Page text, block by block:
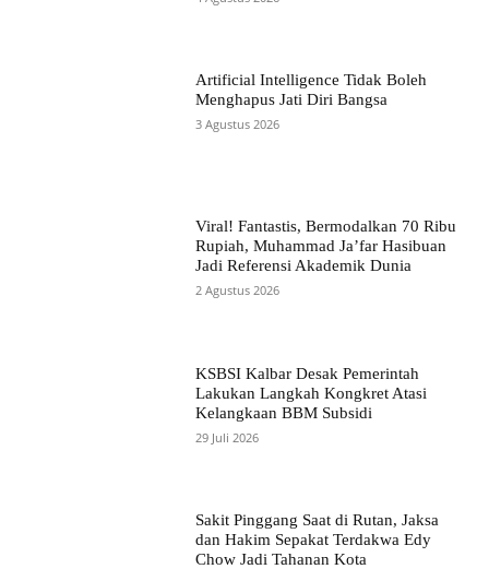
Artificial Intelligence Tidak Boleh
Menghapus Jati Diri Bangsa
3 Agustus 2026
Viral! Fantastis, Bermodalkan 70 Ribu
Rupiah, Muhammad Ja’far Hasibuan
Jadi Referensi Akademik Dunia
2 Agustus 2026
KSBSI Kalbar Desak Pemerintah
Lakukan Langkah Kongkret Atasi
Kelangkaan BBM Subsidi
29 Juli 2026
Sakit Pinggang Saat di Rutan, Jaksa
dan Hakim Sepakat Terdakwa Edy
Chow Jadi Tahanan Kota